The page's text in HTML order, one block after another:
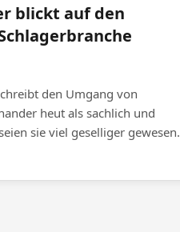
blickt auf den
den Umgang von
heut als sachlich und
sie viel geselliger gewesen.